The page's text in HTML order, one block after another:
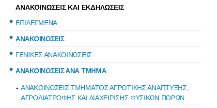
ΑΝΑΚΟΙΝΩΣΕΙΣ ΚΑΙ ΕΚΔΗΛΩΣΕΙΣ
ΕΠΙΛΕΓΜΕΝΑ
ΑΝΑΚΟΙΝΩΣΕΙΣ
ΓΕΝΙΚΕΣ ΑΝΑΚΟΙΝΩΣΕΙΣ
ΑΝΑΚΟΙΝΩΣΕΙΣ ΑΝΑ ΤΜΗΜΑ
ΑΝΑΚΟΙΝΩΣΕΙΣ ΤΜΗΜΑΤΟΣ ΑΓΡΟΤΙΚΗΣ ΑΝΑΠΤΥΞΗΣ,
ΑΓΡΟΔΙΑΤΡΟΦΗΣ ΚΑΙ ΔΙΑΧΕΙΡΙΣΗΣ ΦΥΣΙΚΩΝ ΠΟΡΩΝ